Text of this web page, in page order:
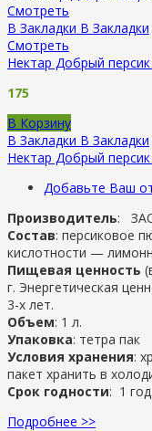
Смотреть
В Закладки В Закладки
Смотреть
Нектар Добрый персик
175
В Корзину
В Закладки В Закладки
Нектар Добрый персик
Добавьте Ваш
Производитель:
Состав: персиковое
кислотности —
Пищевая ценность
г. Энергетическая
3-х лет.
Объем: 1 л.
Упаковка: тетра пак
Условия хранения:
пакет хранить в
Срок годности: 1 год.
Подробнее >>